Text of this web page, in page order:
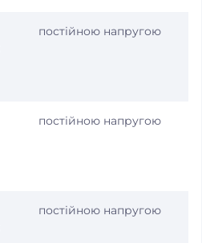
постійною напругою
постійною напругою
постійною напругою